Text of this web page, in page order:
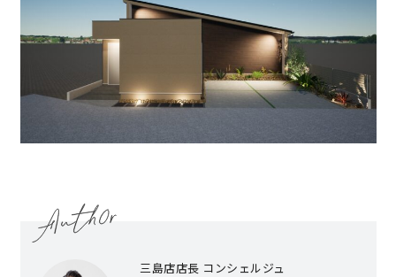
土地情報
近日分譲予定情報 会社情報
よくある質問
三島店店長 コンシェルジュ